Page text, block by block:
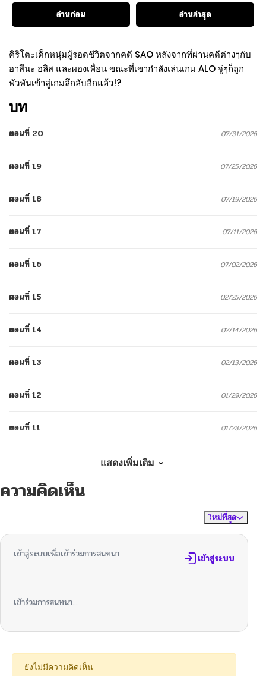
อ่านก่อน
อ่านล่าสุด
คิริโตะเด็กหนุ่มผู้รอดชีวิตจากคดี SAO หลังจากที่ผ่านคดีต่างๆกับ
อาสึนะ อลิส และผองเพื่อน ขณะที่เขากำลังเล่นเกม ALO จู่ๆก็ถูก
พัวพันเข้าสู่เกมลึกลับอีกแล้ว!?
บท
ตอนที่ 20 07/31/2026
ตอนที่ 19 07/25/2026
ตอนที่ 18 07/19/2026
ตอนที่ 17 07/11/2026
ตอนที่ 16 07/02/2026
ตอนที่ 15 02/25/2026
ตอนที่ 14 02/14/2026
ตอนที่ 13 02/13/2026
ตอนที่ 12 01/29/2026
ตอนที่ 11 01/23/2026
ตอนที่ 9
01/13/2026
ตอนที่ 7 01/13/2026
01/13/2026
ตอนที่ 4 01/13/2026
แสดงเพิ่มเติม
ความคิดเห็น
ใหม่ที่สุด
เข้าสู่ระบบเพื่อเข้าร่วมการสนทนา เข้าสู่ระบบ
เข้าร่วมการสนทนา...
ยังไม่มีความคิดเห็น